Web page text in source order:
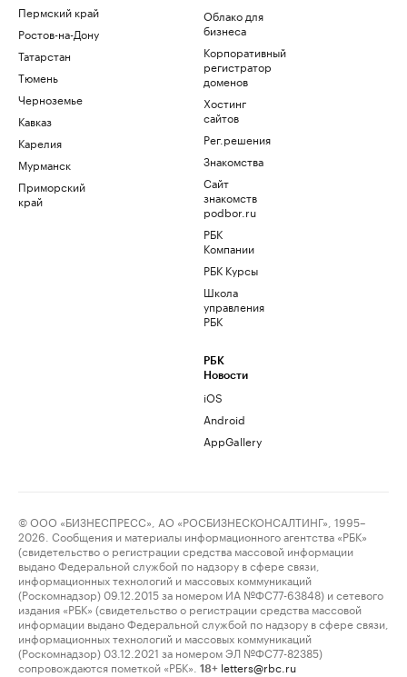
Пермский край
Ростов-на-Дону
Татарстан
Тюмень
Черноземье
Кавказ
Карелия
Мурманск
Приморский
край
Облако для
бизнеса
Корпоративный
регистратор
доменов
Хостинг
сайтов
Рег.решения
Знакомства
Сайт
знакомств
podbor.ru
РБК
Компании
РБК Курсы
Школа
управления
РБК
РБК
Новости
iOS
Android
AppGallery
© ООО «БИЗНЕСПРЕСС», АО «РОСБИЗНЕСКОНСАЛТИНГ», 1995–
2026. Сообщения и материалы информационного агентства «РБК»
(свидетельство о регистрации средства массовой информации
выдано Федеральной службой по надзору в сфере связи,
информационных технологий и массовых коммуникаций
(Роскомнадзор) 09.12.2015 за номером ИА №ФС77-63848) и сетевого
издания «РБК» (свидетельство о регистрации средства массовой
информации выдано Федеральной службой по надзору в сфере связи,
информационных технологий и массовых коммуникаций
(Роскомнадзор) 03.12.2021 за номером ЭЛ №ФС77-82385)
сопровождаются пометкой «РБК».
18+ letters@rbc.ru